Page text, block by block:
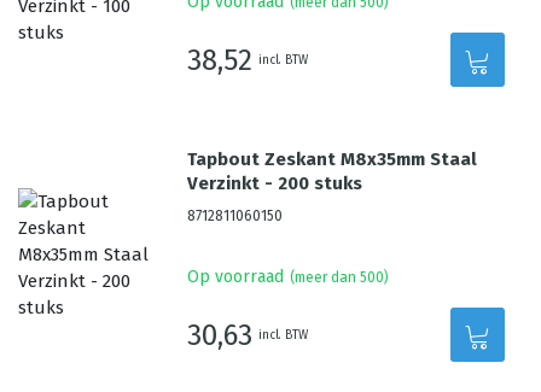
38,52 incl. BTW
Tapbout Zeskant M8x35mm Staal
Verzinkt - 200 stuks
8712811060150
Op voorraad (meer dan 500)
30,63 incl. BTW